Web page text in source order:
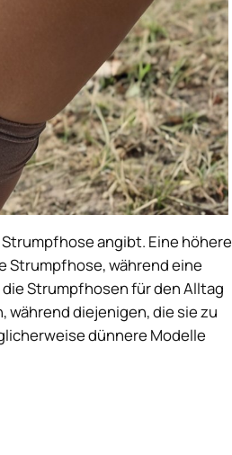
angibt. Eine höhere
Strumpfhose, während eine
Strumpfhosen für den Alltag
diejenigen, die sie zu
dünnere Modelle